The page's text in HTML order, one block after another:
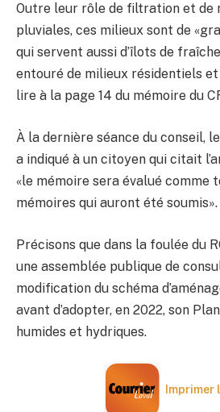
Outre leur rôle de filtration et de
pluviales, ces milieux sont de
qui servent aussi d’îlots de
entouré de milieux résidentiels
lire à la page 14 du mémoire du
À la dernière séance du conseil,
a indiqué à un citoyen qui citait
«le mémoire sera évalué comme
mémoires qui auront été soumis».
Précisons que dans la foulée du
une assemblée publique de
modification du schéma
avant d’adopter, en 2022, son
humides et hydriques.
Imprimer